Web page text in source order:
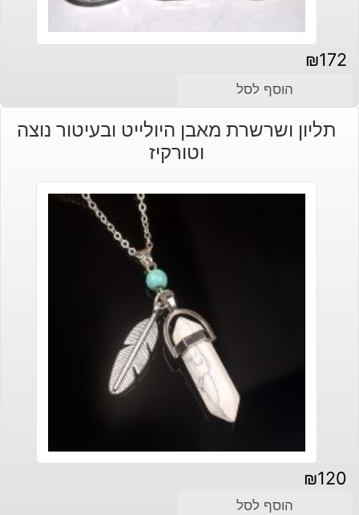
₪172
הוסף לסל
תליון ושרשרת מאבן היולייט ובעיטור נוצה
וטורקיז
₪120
הוסף לסל